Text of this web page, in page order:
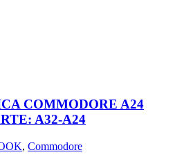
COMMODORE A24
A32-A24
, Commodore